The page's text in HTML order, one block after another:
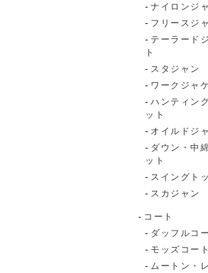
ナイロンジ
フリースジ
テーラード
ト
スタジャン
ワークジャ
ハンティン
ット
オイルドジ
ダウン・中
ット
スイングト
スカジャン
コート
ダッフルコ
モッズコート
ムートン・